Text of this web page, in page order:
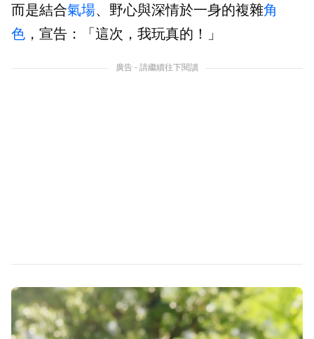
而是結合氣場、野心與深情於一身的複雜角
色 ，宣告：「這次，我玩真的！」
廣告 - 請繼續往下閱讀